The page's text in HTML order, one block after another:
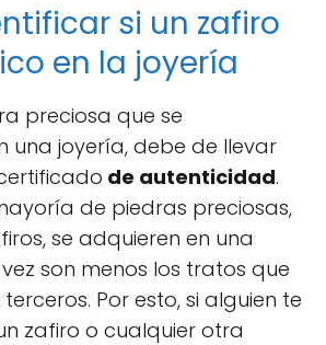
si un zafiro
en la joyería
preciosa que se
una joyería, debe de llevar
de autenticidad.
de piedras preciosas,
se adquieren en una
son menos los tratos que
Por esto, si alguien te
zafiro o cualquier otra